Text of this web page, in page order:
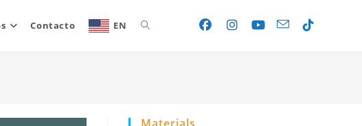
Contacto EN Toggle